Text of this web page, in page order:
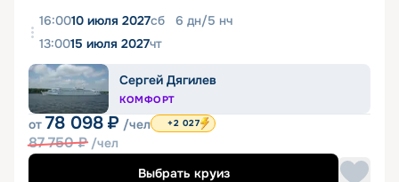
16:0010 июля 2027сб 6 дн/5 нч
13:0015 июля 2027чт
Сергей Дягилев
КОМФОРТ
от 78 098 ₽ /чел
87 750₽ /чел
+2 027
Выбрать круиз